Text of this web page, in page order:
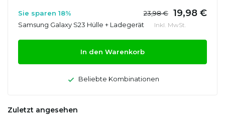
Sie sparen 18% 23,98 € 19,98 €
Samsung Galaxy S23 Hülle + Ladegerät Inkl. MwSt.
In den Warenkorb
Beliebte Kombinationen
Zuletzt angesehen